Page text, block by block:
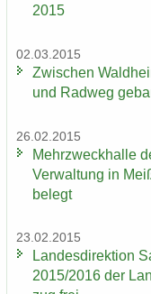
2015
02.03.2015
Zwi­schen
und Rad­weg
26.02.2015
Mehr­zweck­hal­le
Ver­wal­tung in
be­legt
23.02.2015
Lan­des­di­rek­ti­on
2015/2016 der